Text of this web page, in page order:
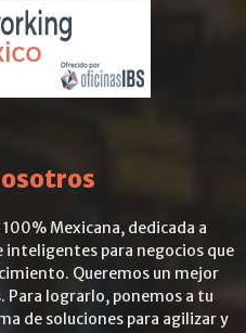
Mexicana, dedicada a
inteligentes para negocios que
Queremos un mejor
Para lograrlo, ponemos a tu
de soluciones para agilizar y